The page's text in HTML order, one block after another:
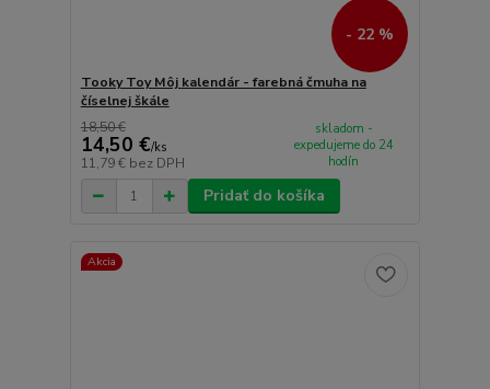
- 22 %
Tooky Toy Môj kalendár - farebná čmuha na
číselnej škále
18,50 €
14,50 €/ks
11,79 € bez DPH
skladom -
expedujeme do 24
hodín
Pridať do košíka
Akcia